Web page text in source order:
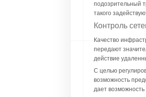
подозрительный
такого
Контроль
Качество
передают
действие
С целью
возможность
дает